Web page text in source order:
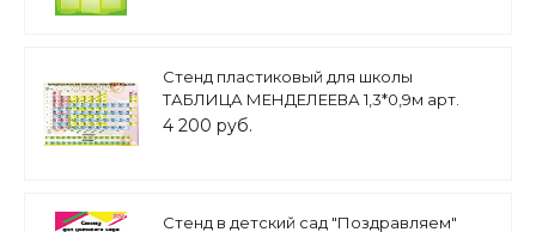
Стенд пластиковый для школы
ТАБЛИЦА МЕНДЕЛЕЕВА 1,3*0,9м арт.
2978
4 200 руб.
Стенд в детский сад "Поздравляем"